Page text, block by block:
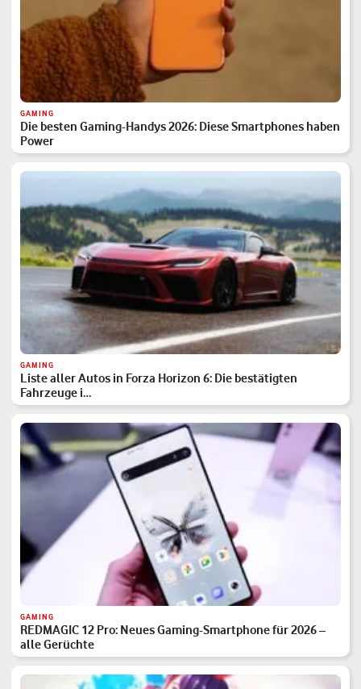
GAMING
Die besten Gaming-Handys 2026: Diese Smartphones haben
Power
GAMING
Liste aller Autos in Forza Horizon 6: Die bestätigten
Fahrzeuge i…
GAMING
REDMAGIC 12 Pro: Neues Gaming-Smartphone für 2026 –
alle Gerüchte